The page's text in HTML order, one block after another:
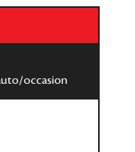
occasion